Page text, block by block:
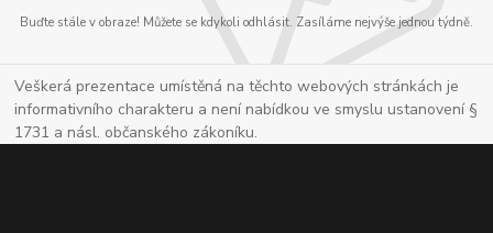
Buďte stále v obraze! Můžete se kdykoli odhlásit. Zasíláme nejvýše jednou týdně.
Veškerá prezentace umístěná na těchto webových stránkách je
informativního charakteru a není nabídkou ve smyslu ustanovení §
1731 a násl. občanského zákoníku.